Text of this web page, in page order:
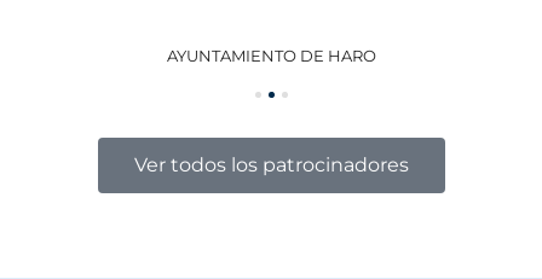
AYUNTAMIENTO DE HARO
Ver todos los patrocinadores